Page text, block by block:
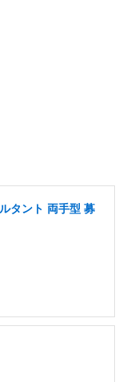
タント 両手型 募